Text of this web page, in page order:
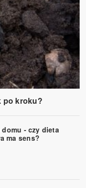
po kroku?
- czy dieta
ma sens?